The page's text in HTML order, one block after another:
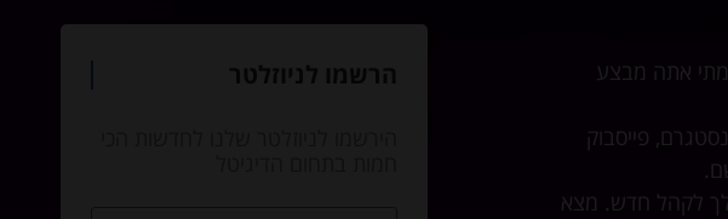
מתי אתה מבצע
פייסבוק
לקהל חדש. מצא